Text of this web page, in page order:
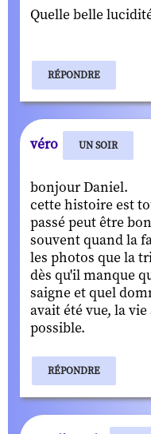
Quelle belle
RÉPONDRE
véro UN SOIR
bonjour Daniel.
cette histoire est
passé peut être
souvent quand la
les photos que la
dès qu'il manque
saigne et quel
avait été vue, la
possible.
RÉPONDRE